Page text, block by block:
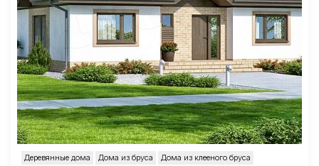
Деревянные дома Дома из бруса Дома из клееного бруса